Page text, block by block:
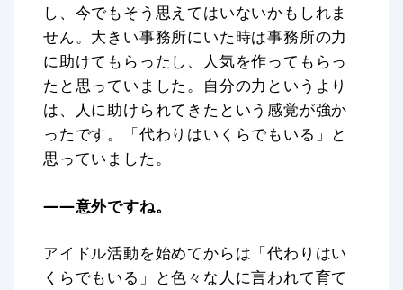
し、今でもそう思えてはいないかもしれま
せん。大きい事務所にいた時は事務所の力
に助けてもらったし、人気を作ってもらっ
たと思っていました。自分の力というより
は、人に助けられてきたという感覚が強か
ったです。「代わりはいくらでもいる」と
思っていました。
——意外ですね。
アイドル活動を始めてからは「代わりはい
くらでもいる」と色々な人に言われて育て